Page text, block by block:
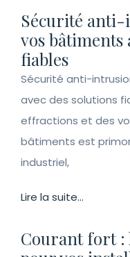
Sécurité
vos bâtiments
fiables
Sécurité anti-
avec des solutions
effractions et des
bâtiments est
industriel,
Lire la suite...
Courant fort :